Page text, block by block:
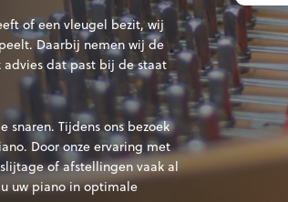
of een vleugel bezit, wij
Daarbij nemen wij de
dat past bij de staat
snaren. Tijdens ons bezoek
Door onze ervaring met
of afstellingen vaak al
uw piano in optimale